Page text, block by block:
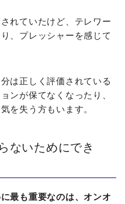
れていたけど、テレワー
、プレッシャーを感じて
は正しく評価されている
ンが保てなくなったり、
を失う方もいます。
ないためにでき
最も重要なのは、オンオ